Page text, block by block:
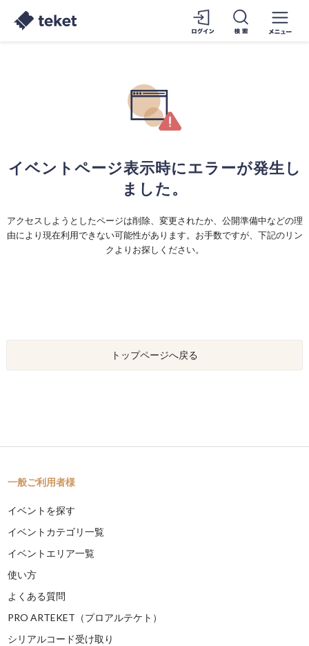
イベントページ表示時にエラーが発生し
ました。
アクセスしようとしたページは削除、変更されたか、公開準備中などの理
由により現在利用できない可能性があります。お手数ですが、下記のリン
クよりお探しください。
トップページへ戻る
一般ご利用者様
イベントを探す
イベントカテゴリ一覧
イベントエリア一覧
使い方
よくある質問
PRO ARTEKET（プロアルテケト）
シリアルコード受け取り